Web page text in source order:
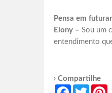
Pensa em
Elony – Sou um
entendimento
› Compartilhe
FacebookTwitter